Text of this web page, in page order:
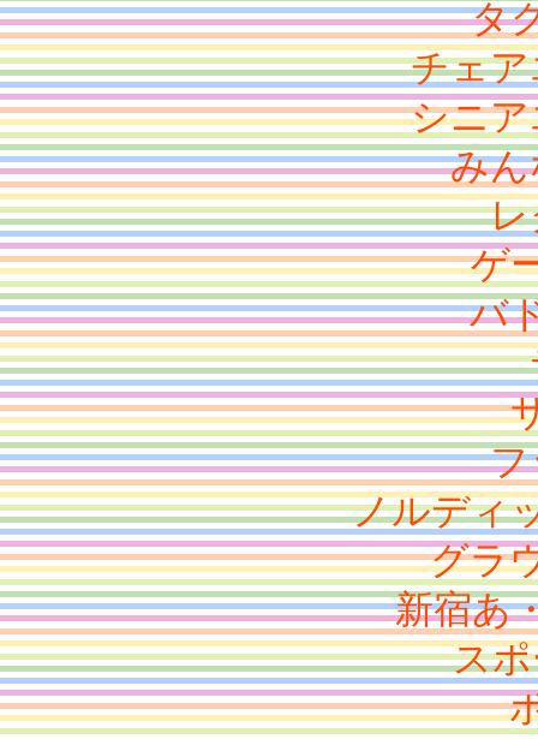
タ
チェ
シニ
み
レ
ゲ
バ
フ
ノルディ
グラ
新宿あ
ス